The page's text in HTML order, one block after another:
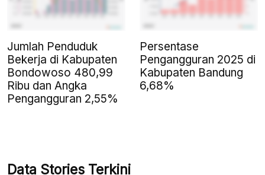
Jumlah Penduduk
Bekerja di Kabupaten
Bondowoso 480,99
Ribu dan Angka
Pengangguran 2,55%
Persentase
Pengangguran 2025 di
Kabupaten Bandung
6,68%
Data Stories Terkini